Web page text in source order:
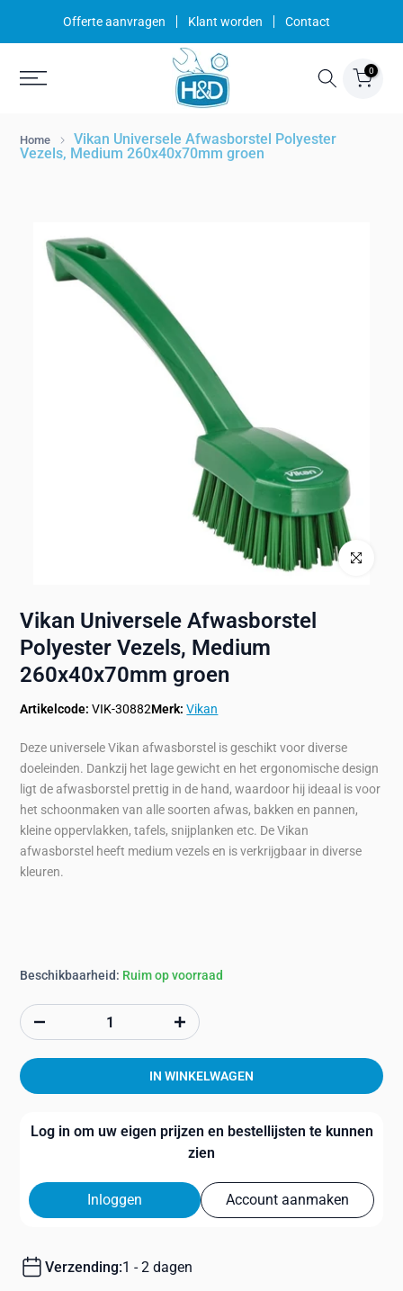
Offerte aanvragen Klant worden Contact
0
Home
Vikan Universele Afwasborstel Polyester
Vezels, Medium 260x40x70mm groen
Klik om te
Vikan Universele Afwasborstel
Polyester Vezels, Medium
260x40x70mm groen
Artikelcode: VIK-30882Merk: Vikan
Deze universele Vikan afwasborstel is geschikt voor diverse
doeleinden. Dankzij het lage gewicht en het ergonomische design
ligt de afwasborstel prettig in de hand, waardoor hij ideaal is voor
het schoonmaken van alle soorten afwas, bakken en pannen,
kleine oppervlakken, tafels, snijplanken etc. De Vikan
afwasborstel heeft medium vezels en is verkrijgbaar in diverse
kleuren.
Beschikbaarheid: Ruim op voorraad
IN WINKELWAGEN
Log in om uw eigen prijzen en bestellijsten te kunnen
zien
Inloggen Account aanmaken
Verzending:1 - 2 dagen